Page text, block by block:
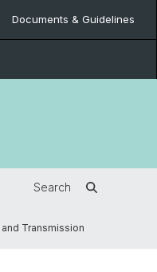
Documents & Guidelines
Search
Transmission